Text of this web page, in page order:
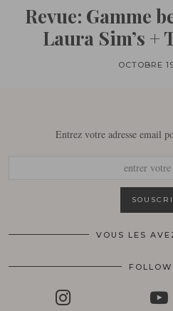
Revue: Gamme
Laura Sim’s +
OCTOBRE
Entrez votre adresse email
VOUS LES